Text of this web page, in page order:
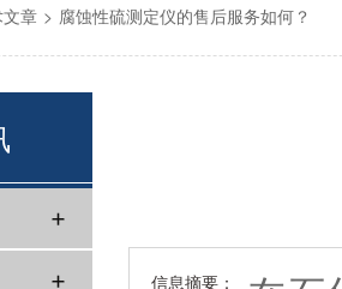
章 > 腐蚀性硫测定仪的售后服务如何？
信息摘要：